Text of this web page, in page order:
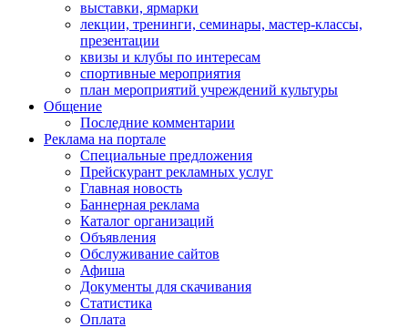
выставки, ярмарки
лекции, тренинги, семинары, мастер-классы,
презентации
квизы и клубы по интересам
спортивные мероприятия
план мероприятий учреждений культуры
Общение
Последние комментарии
Реклама на портале
Специальные предложения
Прейскурант рекламных услуг
Главная новость
Баннерная реклама
Каталог организаций
Объявления
Обслуживание сайтов
Афиша
Документы для скачивания
Статистика
Оплата